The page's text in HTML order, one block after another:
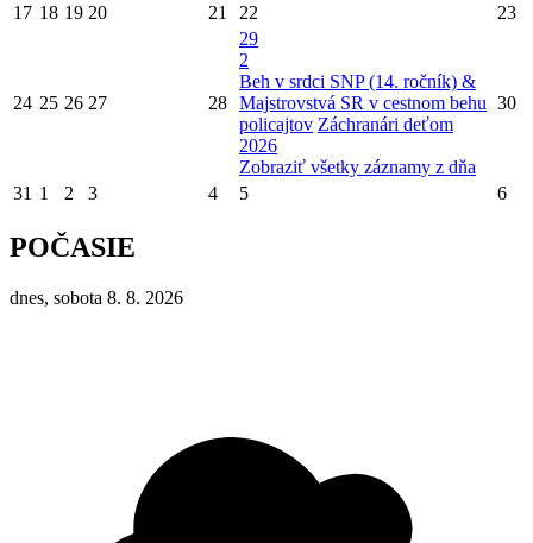
17 18 19 20 21 22 23
24 25 26 27 28
29
2
Beh v srdci SNP (14. ročník) &
Majstrovstvá SR v cestnom behu
policajtov Záchranári deťom
2026
Zobraziť všetky záznamy z dňa
30
31 1 2 3 4 5 6
POČASIE
dnes, sobota 8. 8. 2026